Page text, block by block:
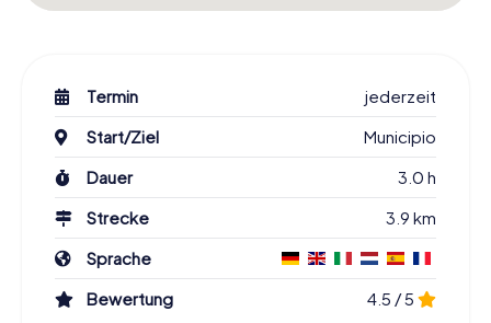
Termin
jederzeit
Start/Ziel
Municipio
Dauer
3.0 h
Strecke
3.9 km
Sprache
Bewertung
4.5 / 5